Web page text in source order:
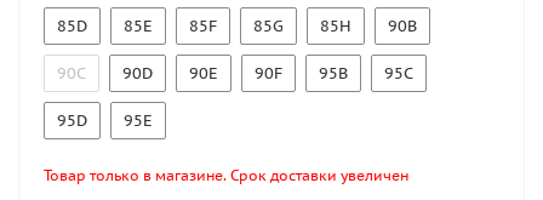
85D 85E 85F 85G 85H 90B
90C 90D 90E 90F 95B 95C
95D 95E
Товар только в магазине. Срок доставки увеличен